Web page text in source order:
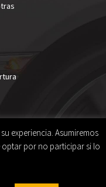
Tilburg
experiencia. Asumiremos
por no participar si lo